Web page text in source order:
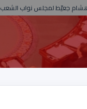
جعيّط لمجلس نواب الشعب